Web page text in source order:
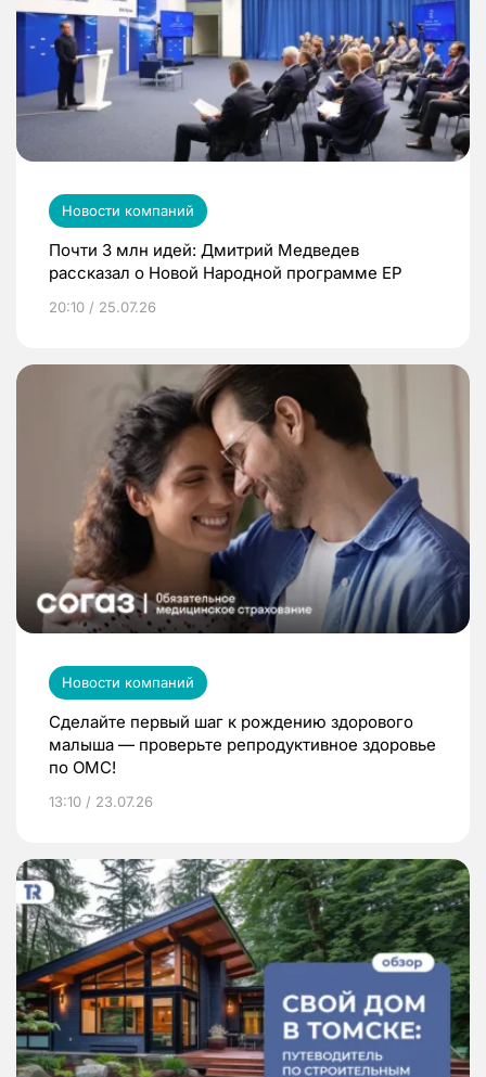
Новости компаний
Почти 3 млн идей: Дмитрий Медведев
рассказал о Новой Народной программе ЕР
20:10 / 25.07.26
Новости компаний
Сделайте первый шаг к рождению здорового
малыша — проверьте репродуктивное здоровье
по ОМС!
13:10 / 23.07.26